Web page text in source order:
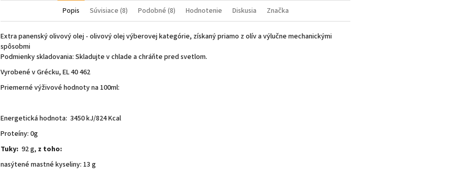
Popis Súvisiace (8) Podobné (8) Hodnotenie Diskusia Značka
Extra panenský olivový olej - olivový olej výberovej kategórie, získaný priamo z olív a výlučne mechanickými
spôsobmi
Podmienky skladovania: Skladujte v chlade a chráňte pred svetlom.
Vyrobené v Grécku, EL 40 462
Priemerné výživové hodnoty na 100ml:
Energetická hodnota: 3450 kJ/824 Kcal
Proteíny: 0g
Tuky: 92 g, z toho:
nasýtené mastné kyseliny: 13 g